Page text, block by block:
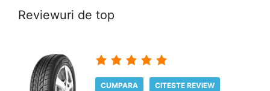
Reviewuri de top
CUMPARA CITESTE REVIEW